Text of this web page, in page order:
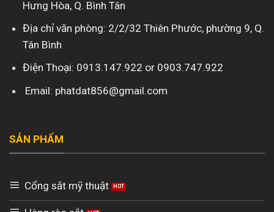
Hưng Hòa, Q. Bình Tân
Địa chỉ văn phòng: 2/2/32 Thiên Phước, phường 9, Q.
Tân Bình
Điện Thoại: 0913.147.922 or 0903.747.922
Email: phatdat856@gmail.com
SẢN PHẨM
Cổng sắt mỹ thuật